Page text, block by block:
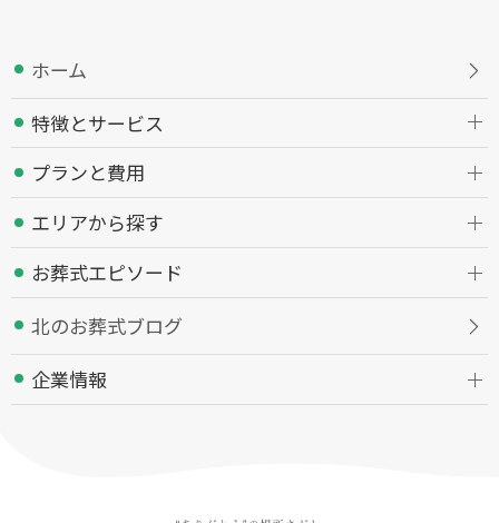
ホーム
特徴とサービス
プランと費用
エリアから探す
お葬式エピソード
北のお葬式ブログ
企業情報